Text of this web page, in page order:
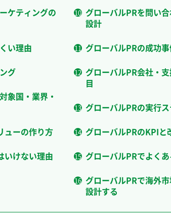
ケティングの
い理由
グ
象国・業界・
ューの作り方
いけない理由
グローバルPRを問い
設計
グローバルPRの成功
グローバルPR会社・
目
グローバルPRの実行
グローバルPRのKPIと
グローバルPRでよく
グローバルPRで海外
設計する